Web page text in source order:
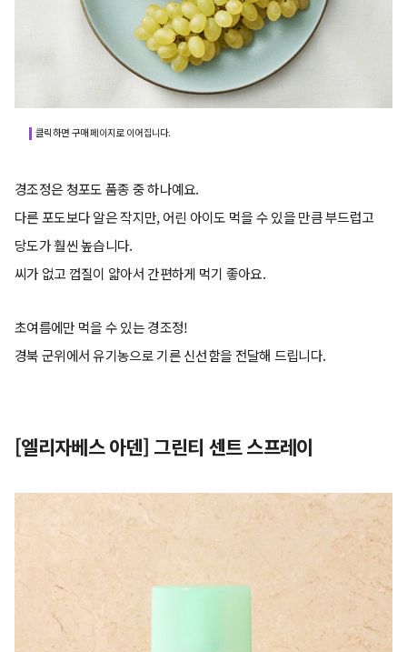
클릭하면 구매 페이지로 이어집니다.
경조정은 청포도 품종 중 하나예요.
다른 포도보다 알은 작지만, 어린 아이도 먹을 수 있을 만큼 부드럽고
당도가 훨씬 높습니다.
씨가 없고 껍질이 얇아서 간편하게 먹기 좋아요.
초여름에만 먹을 수 있는 경조정!
경북 군위에서 유기농으로 기른 신선함을 전달해 드립니다.
[엘리자베스 아덴] 그린티 센트 스프레이